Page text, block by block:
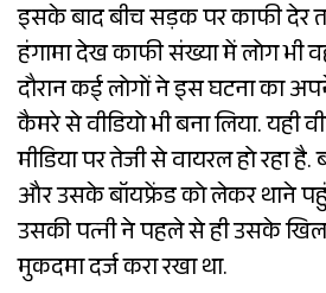
इसके बाद बीच सड़क पर काफी देर
हंगामा देख काफी संख्या में लोग भी
दौरान कई लोगों ने इस घटना का
कैमरे से वीडियो भी बना लिया. यही
मीडिया पर तेजी से वायरल हो रहा
और उसके बॉयफ्रेंड को लेकर थाने
उसकी पत्नी ने पहले से ही उसके
मुकदमा दर्ज करा रखा था.